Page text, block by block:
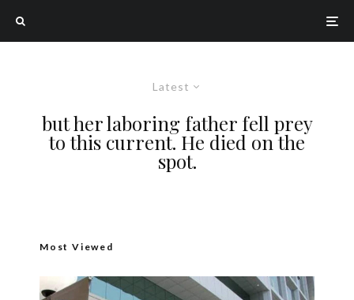
Latest
but her laboring father fell prey
to this current. He died on the
spot.
Most Viewed